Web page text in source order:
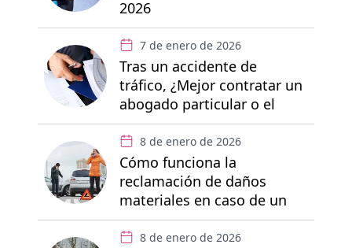
2026
7 de enero de 2026
Tras un accidente de
tráfico, ¿Mejor contratar un
abogado particular o el
abogado del seguro?
8 de enero de 2026
Cómo funciona la
reclamación de daños
materiales en caso de un
accidente de tráfico
8 de enero de 2026